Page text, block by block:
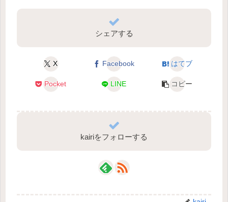
シェアする
X Facebook はてブ
Pocket LINE コピー
kairiをフォローする